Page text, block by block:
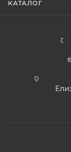
КАТАЛОГ